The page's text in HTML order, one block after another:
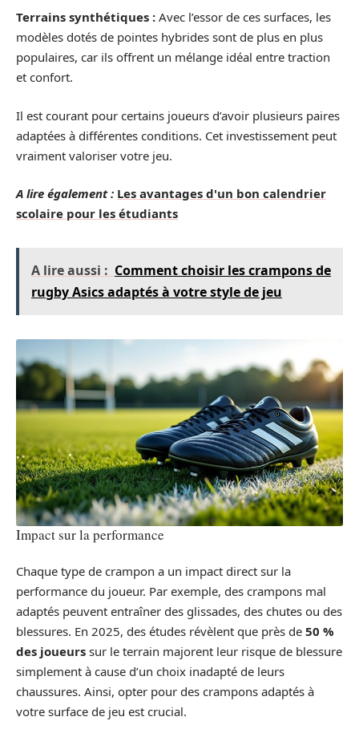
Terrains synthétiques : Avec l’essor de ces surfaces, les
modèles dotés de pointes hybrides sont de plus en plus
populaires, car ils offrent un mélange idéal entre traction
et confort.
Il est courant pour certains joueurs d’avoir plusieurs paires
adaptées à différentes conditions. Cet investissement peut
vraiment valoriser votre jeu.
A lire également : Les avantages d'un bon calendrier
scolaire pour les étudiants
A lire aussi : Comment choisir les crampons de
rugby Asics adaptés à votre style de jeu
Impact sur la performance
Chaque type de crampon a un impact direct sur la
performance du joueur. Par exemple, des crampons mal
adaptés peuvent entraîner des glissades, des chutes ou des
blessures. En 2025, des études révèlent que près de 50 %
des joueurs sur le terrain majorent leur risque de blessure
simplement à cause d’un choix inadapté de leurs
chaussures. Ainsi, opter pour des crampons adaptés à
votre surface de jeu est crucial.